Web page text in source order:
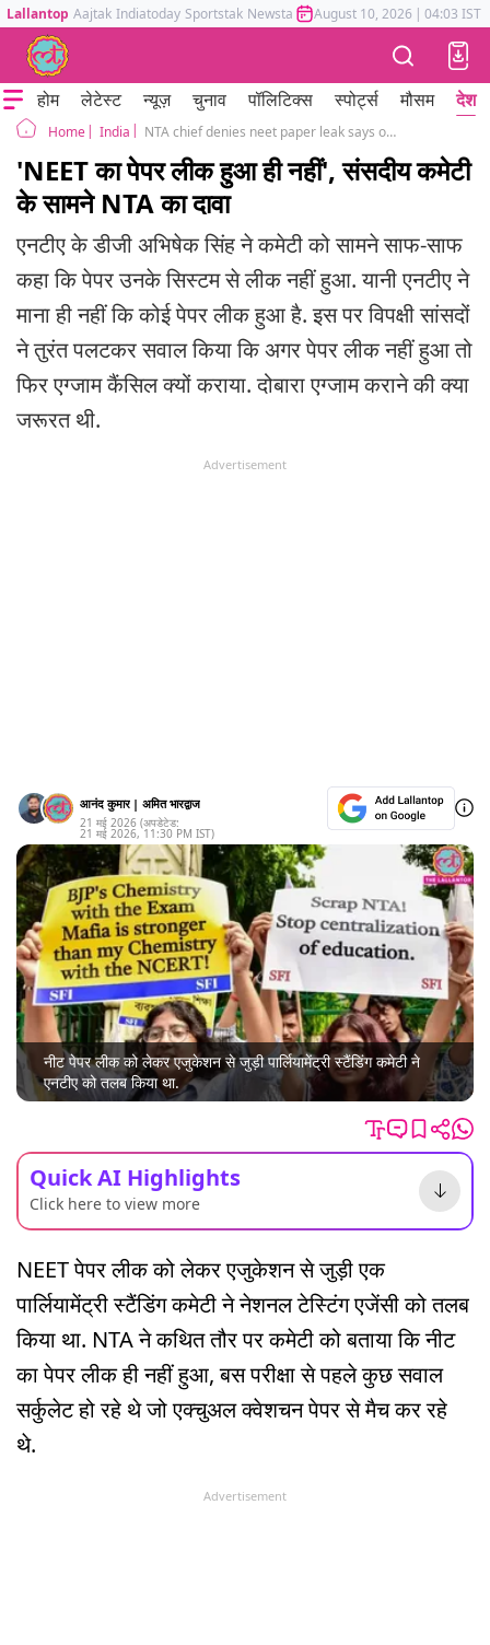
Lallantop Aajtak Indiatoday Sportstak Newstak Mumbai Tak Astrotak
August 10, 2026 | 04:03 IST
होम लेटेस्ट न्यूज़ चुनाव पॉलिटिक्स स्पोर्ट्स मौसम देश
Home India NTA chief denies neet paper leak says only few questions were out
'NEET का पेपर लीक हुआ ही नहीं', संसदीय कमेटी
के सामने NTA का दावा
एनटीए के डीजी अभिषेक सिंह ने कमेटी को सामने साफ-साफ
कहा कि पेपर उनके सिस्टम से लीक नहीं हुआ. यानी एनटीए ने
माना ही नहीं कि कोई पेपर लीक हुआ है. इस पर विपक्षी सांसदों
ने तुरंत पलटकर सवाल किया कि अगर पेपर लीक नहीं हुआ तो
फिर एग्जाम कैंसिल क्यों कराया. दोबारा एग्जाम कराने की क्या
जरूरत थी.
Advertisement
आनंद कुमार | अमित भारद्वाज
21 मई 2026 (अपडेटेड:
21 मई 2026, 11:30 PM IST)
नीट पेपर लीक को लेकर एजुकेशन से जुड़ी पार्लियामेंट्री स्टैंडिंग कमेटी ने
एनटीए को तलब किया था.
Quick AI Highlights
Click here to view more
NEET पेपर लीक को लेकर एजुकेशन से जुड़ी एक
पार्लियामेंट्री स्टैंडिंग कमेटी ने नेशनल टेस्टिंग एजेंसी को तलब
किया था. NTA ने कथित तौर पर कमेटी को बताया कि नीट
का पेपर लीक ही नहीं हुआ, बस परीक्षा से पहले कुछ सवाल
सर्कुलेट हो रहे थे जो एक्चुअल क्वेशचन पेपर से मैच कर रहे
थे.
Advertisement